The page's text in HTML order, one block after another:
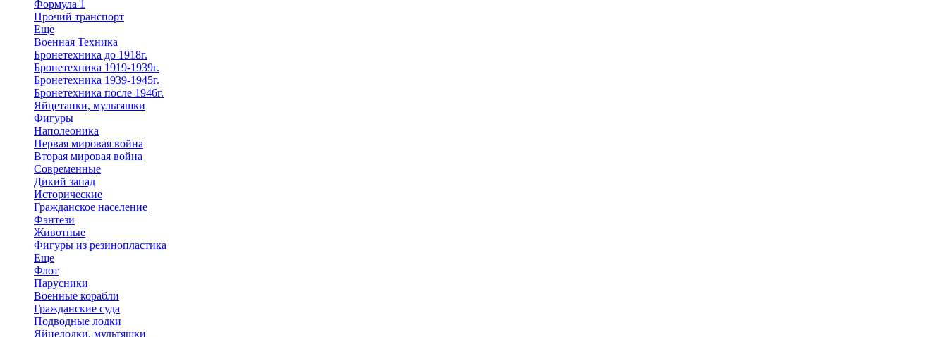
Формула 1
Прочий транспорт
Еще
Военная Техника
Бронетехника до 1918г.
Бронетехника 1919-1939г.
Бронетехника 1939-1945г.
Бронетехника после 1946г.
Яйцетанки, мультяшки
Фигуры
Наполеоника
Первая мировая война
Вторая мировая война
Современные
Дикий запад
Исторические
Гражданское население
Фэнтези
Животные
Фигуры из резинопластика
Еще
Флот
Парусники
Военные корабли
Гражданские суда
Подводные лодки
Яйцелодки, мультяшки